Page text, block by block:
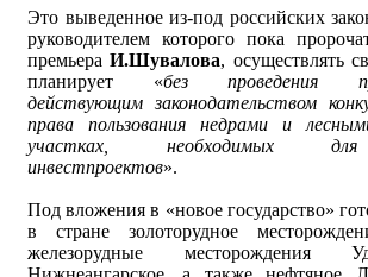
Это выведенное из-под российских
руководителем которого пока
премьераИ.Шувалова, осуществлять
планирует «без проведения
действующим законодательством
права пользования недрами и
участках, необходимых для
инвестпроектов».
Под вложения в «новое государство»
в стране золоторудное
железорудные месторождения